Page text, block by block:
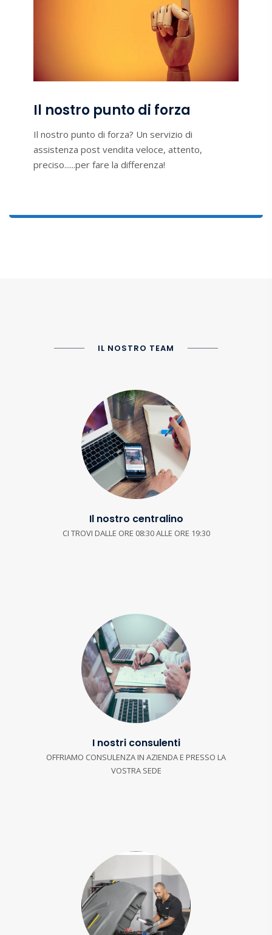
Il nostro punto di forza
Il nostro punto di forza? Un servizio di
assistenza post vendita veloce, attento,
preciso......per fare la differenza!
IL NOSTRO TEAM
Il nostro centralino
CI TROVI DALLE ORE 08:30 ALLE ORE 19:30
I nostri consulenti
OFFRIAMO CONSULENZA IN AZIENDA E PRESSO LA
VOSTRA SEDE